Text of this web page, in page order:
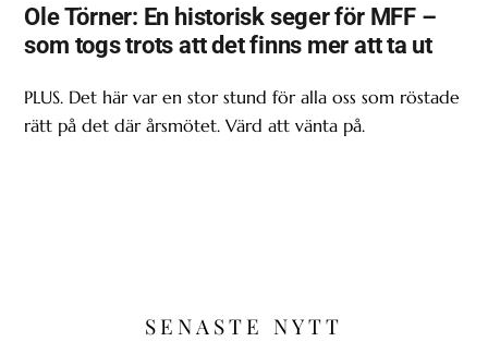
Ole Törner: En historisk seger för MFF –
som togs trots att det finns mer att ta ut
PLUS. Det här var en stor stund för alla oss som röstade
rätt på det där årsmötet. Värd att vänta på.
SENASTE NYTT